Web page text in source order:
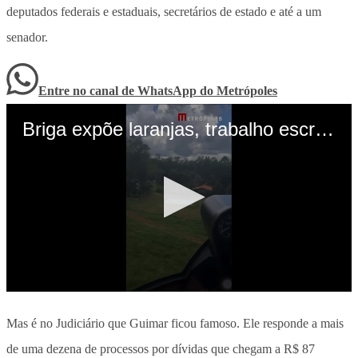
deputados federais e estaduais, secretários de estado e até a um
senador.
Entre no canal de WhatsApp do Metrópoles
Mas é no Judiciário que Guimar ficou famoso. Ele responde a mais
de uma dezena de processos por dívidas que chegam a R$ 87